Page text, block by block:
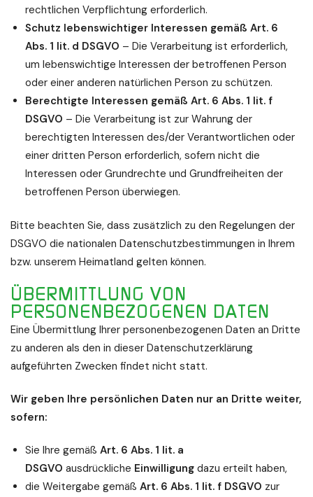
rechtlichen Verpflichtung erforderlich.
Schutz lebenswichtiger Interessen gemäß Art. 6
Abs. 1 lit. d DSGVO – Die Verarbeitung ist erforderlich,
um lebenswichtige Interessen der betroffenen Person
oder einer anderen natürlichen Person zu schützen.
Berechtigte Interessen gemäß Art. 6 Abs. 1 lit. f
DSGVO – Die Verarbeitung ist zur Wahrung der
berechtigten Interessen des/der Verantwortlichen oder
einer dritten Person erforderlich, sofern nicht die
Interessen oder Grundrechte und Grundfreiheiten der
betroffenen Person überwiegen.
Bitte beachten Sie, dass zusätzlich zu den Regelungen der
DSGVO die nationalen Datenschutzbestimmungen in Ihrem
bzw. unserem Heimatland gelten können.
ÜBERMITTLUNG VON
PERSONENBEZOGENEN DATEN
Eine Übermittlung Ihrer personenbezogenen Daten an Dritte
zu anderen als den in dieser Datenschutzerklärung
aufgeführten Zwecken findet nicht statt.
Wir geben Ihre persönlichen Daten nur an Dritte weiter,
sofern:
Sie Ihre gemäßArt. 6 Abs. 1 lit. a
DSGVO ausdrückliche Einwilligung dazu erteilt haben,
die Weitergabe gemäßArt. 6 Abs. 1 lit. f DSGVO zur